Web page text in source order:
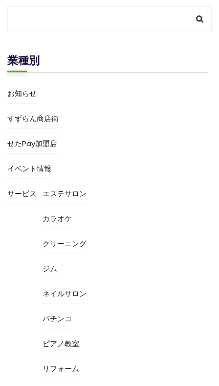
業種別
お知らせ
すずらん商店街
せたPay加盟店
イベント情報
サービス エステサロン
カラオケ
クリーニング
ジム
ネイルサロン
パチンコ
ピアノ教室
リフォーム